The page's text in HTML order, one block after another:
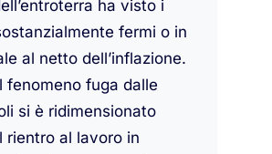
ha visto i
fermi o in
al netto dell’inflazione.
fenomeno fuga dalle
si è ridimensionato
rientro al lavoro in